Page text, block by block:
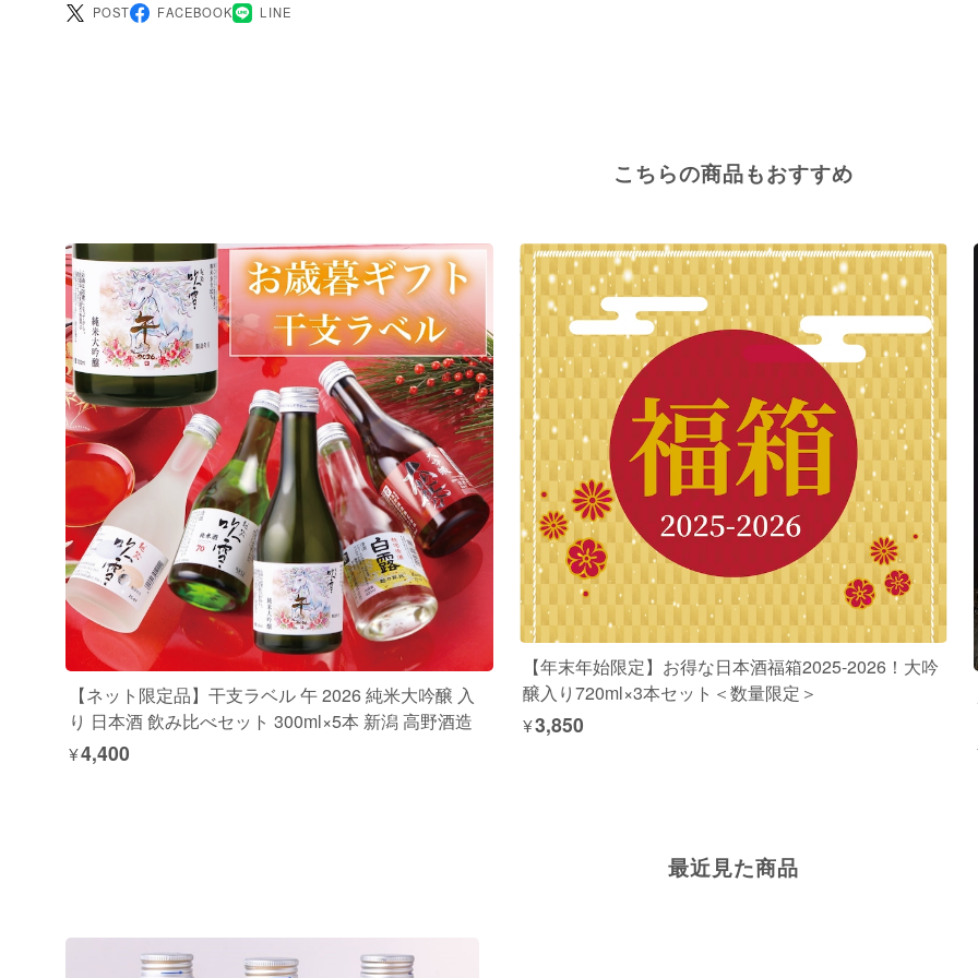
POST FACEBOOK LINE
こちらの商品もおすすめ
【ネット限定品】干支ラベル 午 2026 純米大吟醸 入
り 日本酒 飲み比べセット 300ml×5本 新潟 高野酒造
¥4,400
【年末年始限定】お得な日本酒福箱2025-2026！大吟
醸入り720ml×3本セット＜数量限定＞
¥3,850
最近見た商品